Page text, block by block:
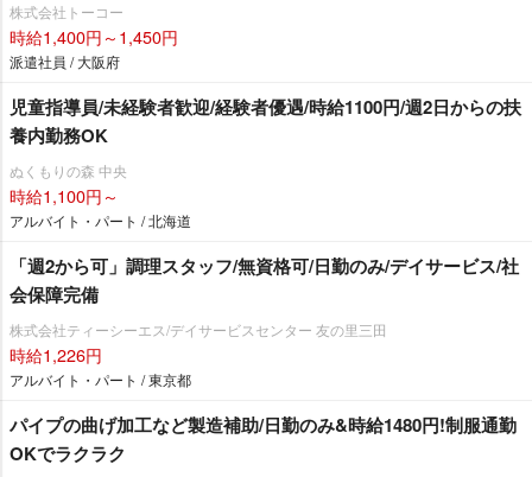
株式会社トーコー
時給1,400円～1,450円
派遣社員 / 大阪府
児童指導員/未経験者歓迎/経験者優遇/時給1100円/週2日からの扶
養内勤務OK
ぬくもりの森 中央
時給1,100円～
アルバイト・パート / 北海道
「週2から可」調理スタッフ/無資格可/日勤のみ/デイサービス/社
会保障完備
株式会社ティーシーエス/デイサービスセンター 友の里三田
時給1,226円
アルバイト・パート / 東京都
パイプの曲げ加工など製造補助/日勤のみ&時給1480円!制服通勤
OKでラクラク